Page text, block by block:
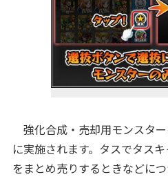
強化合成・売却用モンスタ
に実施されます。タスでタス
をまとめ売りするときなどにつ